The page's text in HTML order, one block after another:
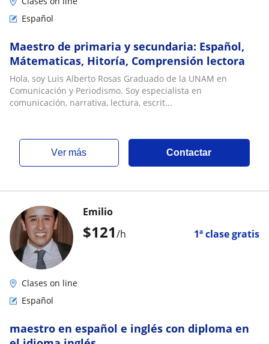
Español
Maestro de primaria y secundaria: Español,
Mátematicas, Hitoría, Comprensión lectora
Hola, soy Luis Alberto Rosas Graduado de la UNAM en
Comunicación y Periodismo. Soy especialista en
comunicación, narrativa, lectura, escrit...
ver más Contactar
$121/h 1ª clase gratis
Emilio
Clases on line
Español
maestro en español e inglés con diploma en